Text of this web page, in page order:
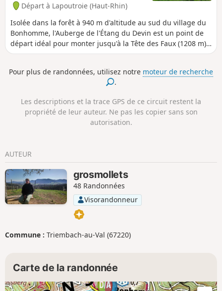
Départ à Lapoutroie (Haut-Rhin)
Isolée dans la forêt à 940 m d'altitude au sud du village du
Bonhomme, l'Auberge de l'Étang du Devin est un point de
départ idéal pour monter jusqu'à la Tête des Faux (1208 m).
De nombreux vestiges de la Première Guerre Mondiale
aujourd'hui une magnifique forêt de résineux.
Pour plus de randonnées, utilisez notre moteur de recherche
.
Les descriptions et la trace GPS de ce circuit restent la
propriété de leur auteur. Ne pas les copier sans son
autorisation.
AUTEUR
grosmollets
48 Randonnées
Visorandonneur
Commune : Triembach-au-Val (67220)
Carte de la randonnée
1